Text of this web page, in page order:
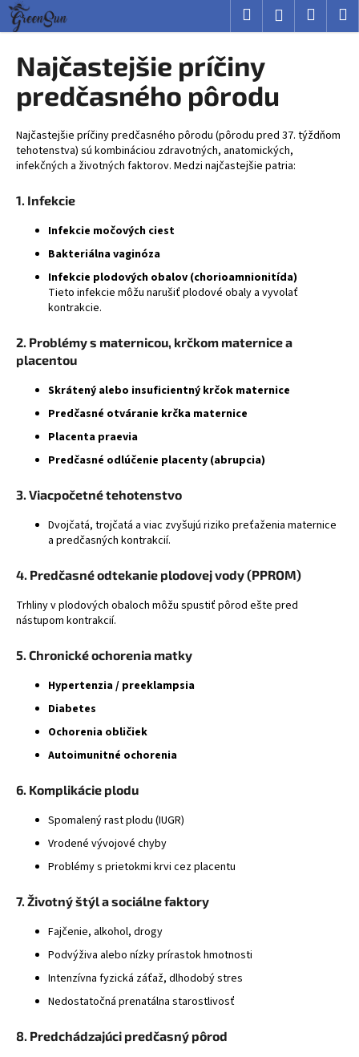
Prejsť
obsah
Hľadať Prihlásenie
Najčastejšie príčiny
predčasného pôrodu
Najčastejšie príčiny predčasného pôrodu (pôrodu pred 37. týždňom
tehotenstva) sú kombináciou zdravotných, anatomických,
infekčných a životných faktorov. Medzi najčastejšie patria:
1. Infekcie
Infekcie močových ciest
Bakteriálna vaginóza
Infekcie plodových obalov (chorioamnionitída)
Tieto infekcie môžu narušiť plodové obaly a vyvolať
kontrakcie.
2. Problémy s maternicou, krčkom maternice a
placentou
Skrátený alebo insuficientný krčok maternice
Predčasné otváranie krčka maternice
Placenta praevia
Predčasné odlúčenie placenty (abrupcia)
3. Viacpočetné tehotenstvo
Dvojčatá, trojčatá a viac zvyšujú riziko preťaženia maternice
a predčasných kontrakcií.
4. Predčasné odtekanie plodovej vody (PPROM)
Trhliny v plodových obaloch môžu spustiť pôrod ešte pred
nástupom kontrakcií.
5. Chronické ochorenia matky
Hypertenzia / preeklampsia
Diabetes
Ochorenia obličiek
Autoimunitné ochorenia
6. Komplikácie plodu
Spomalený rast plodu (IUGR)
Vrodené vývojové chyby
Problémy s prietokmi krvi cez placentu
7. Životný štýl a sociálne faktory
Fajčenie, alkohol, drogy
Podvýživa alebo nízky prírastok hmotnosti
Intenzívna fyzická záťaž, dlhodobý stres
Nedostatočná prenatálna starostlivosť
8. Predchádzajúci predčasný pôrod
K
o
Č
o
p
o
t
r
e
e
n
HĽADAŤ